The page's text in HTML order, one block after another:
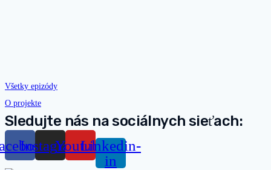
Všetky epizódy
O projekte
Sledujte nás na sociálnych sieťach:
InstagramYoutubeLinkedin-
in